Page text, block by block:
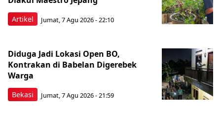
Artikel Jumat, 7 Agu 2026 - 22:10
Bekasi
Diduga Jadi Lokasi Open BO,
Kontrakan di Babelan Digerebek
Warga
Jumat, 7 Agu 2026 - 21:59